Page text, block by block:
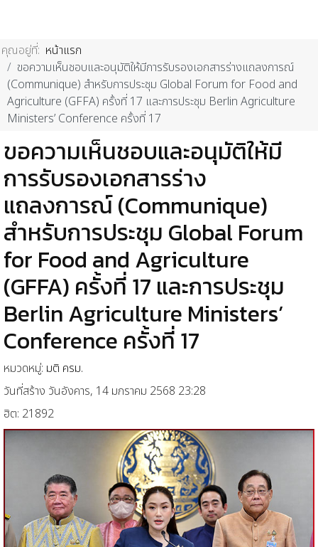
คุณอยู่ที่: หน้าแรก
ขอความเห็นชอบและอนุมัติให้มีการรับรองเอกสารร่างแถลงการณ์
(Communique) สำหรับการประชุม Global Forum for Food and
Agriculture (GFFA) ครั้งที่ 17 และการประชุม Berlin Agriculture
Ministers’ Conference ครั้งที่ 17
ขอความเห็นชอบและอนุมัติให้มี
การรับรองเอกสารร่าง
แถลงการณ์ (Communique)
สำหรับการประชุม Global Forum
for Food and Agriculture
(GFFA) ครั้งที่ 17 และการประชุม
Berlin Agriculture Ministers’
Conference ครั้งที่ 17
หมวดหมู่: มติ ครม.
วันที่สร้าง วันอังคาร, 14 มกราคม 2568 23:28
ฮิต: 21892